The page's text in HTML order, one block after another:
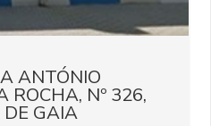
ANTÓNIO
ROCHA, Nº 326,
GAIA